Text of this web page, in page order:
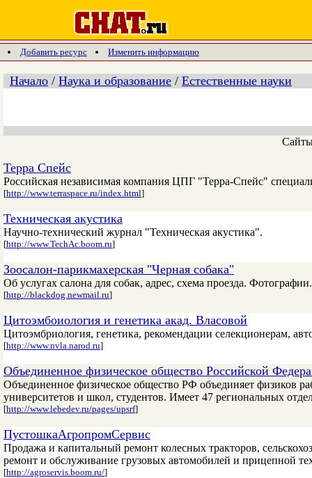
Добавить ресурс Изменить информацию
Начало / Наука и образование / Естественные науки
Терра Спейс
Российская независимая компания ЦПГ "Терра-Спейс"
[http://www.terraspace.ru/index.html]
Техническая акустика
Научно-технический журнал "Техническая акустика".
[http://www.TechAc.boom.ru]
Зоосалон-парикмахерская "Черная собака"
Об услугах салона для собак, адрес, схема проезда. Фотографии.
[http://blackdog.newmail.ru]
Цитоэмбоиология и генетика акад. Власовой
Цитоэмбриология, генетика, рекомендации селекционерам,
[http://www.nvla.narod.ru]
Объединенное физическое общество Российской
Объединенное физическое общество РФ объединяет
университетов и школ, студентов. Имеет 47 региональных
[http://www.lebedev.ru/pages/upsrf]
ПустошкаАгропромСервис
Продажа и капитальный ремонт колесных тракторов,
ремонт и обслуживание грузовых автомобилей и прицепной
[http://agroservis.boom.ru/]